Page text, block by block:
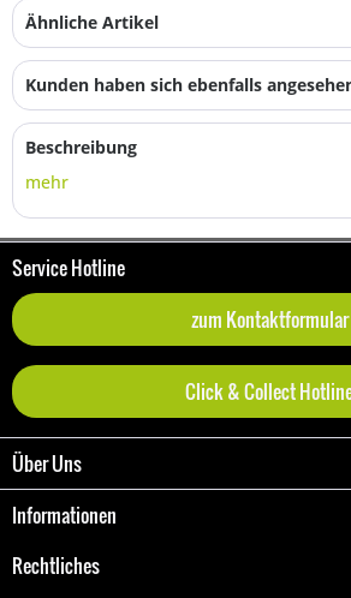
Ähnliche Artikel
Kunden haben sich ebenfalls
Beschreibung
mehr
Service Hotline
zum Kontaktformular
Click & Collect
Über Uns
Informationen
Rechtliches